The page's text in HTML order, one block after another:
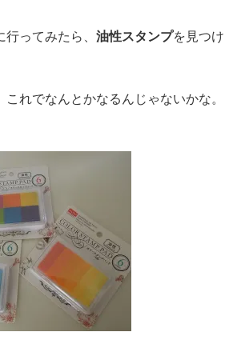
ってみたら、 油性スタンプを見つけ
れでなんとかなるんじゃないかな。